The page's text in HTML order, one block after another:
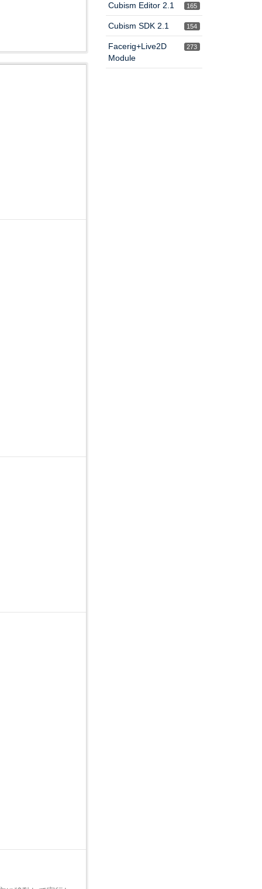
165
Cubism Editor 2.1
154
Cubism SDK 2.1
273
Facerig+Live2D
Module